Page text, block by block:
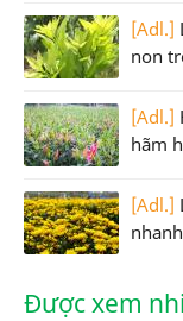
[Adl.]
non
[Adl.]
hãm
[Adl.]
Được xem